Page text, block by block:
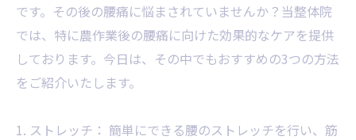
です。その後の腰痛に悩まされていませんか？当整体院
では、特に農作業後の腰痛に向けた効果的なケアを提供
しております。今日は、その中でもおすすめの3つの方法
をご紹介いたします。
1. ストレッチ： 簡単にできる腰のストレッチを行い、筋